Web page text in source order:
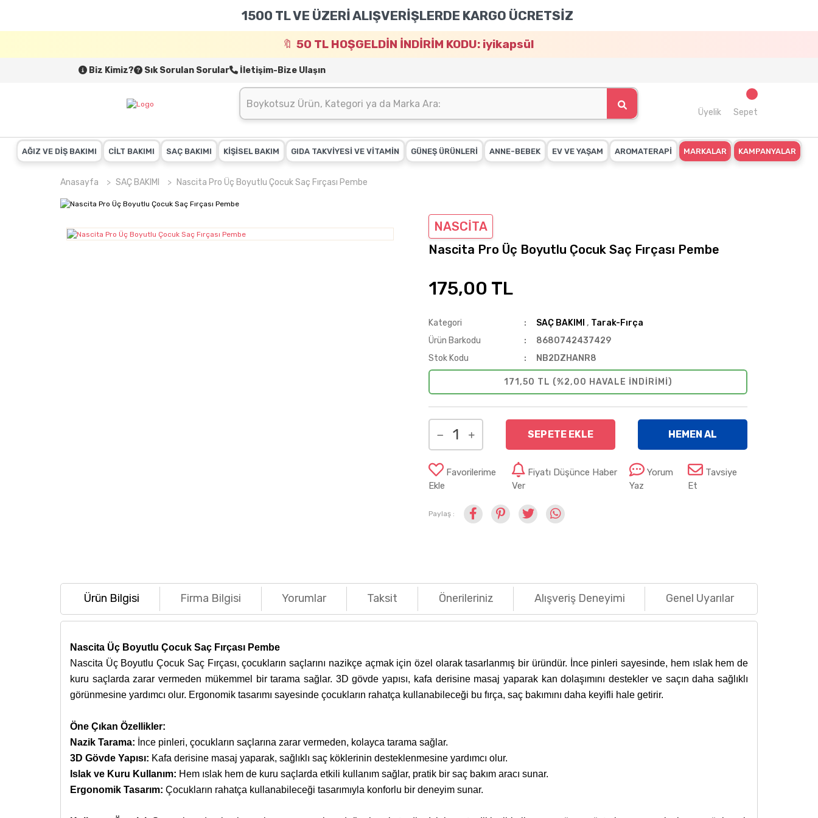
1500 TL VE ÜZERİ ALIŞVERİŞLERDE KARGO ÜCRETSİZ
50 TL HOŞGELDİN İNDİRİM KODU: iyikapsül
Biz Kimiz? Sık Sorulan Sorular İletişim-Bize Ulaşın
Üyelik Sepet
AĞIZ VE DİŞ BAKIMI CİLT BAKIMI SAÇ BAKIMI KİŞİSEL BAKIM GIDA TAKVİYESİ VE VİTAMİN GÜNEŞ ÜRÜNLERİ ANNE-BEBEK EV VE YAŞAM AROMATERAPİ MARKALAR KAMPANYALAR
Anasayfa SAÇ BAKIMI Nascita Pro Üç Boyutlu Çocuk Saç Fırçası Pembe
NASCİTA
Nascita Pro Üç Boyutlu Çocuk Saç Fırçası Pembe
175,00 TL
Kategori SAÇ BAKIMI , Tarak-Fırça
Ürün Barkodu
8680742437429
Stok Kodu
NB2DZHANR8
171,50 TL (%2,00 HAVALE INDIRIMI)
SEPETE EKLE HEMEN AL
Favorilerime
Ekle
Fiyatı Düşünce Haber
Ver
Yorum
Yaz
Tavsiye
Et
Paylaş :
Ürün Bilgisi Firma Bilgisi Yorumlar Taksit Önerileriniz Alışveriş Deneyimi Genel Uyarılar
Nascita Üç Boyutlu Çocuk Saç Fırçası Pembe
Nascita Üç Boyutlu Çocuk Saç Fırçası, çocukların saçlarını nazikçe açmak için özel olarak tasarlanmış bir üründür. İnce pinleri sayesinde, hem ıslak hem de
kuru saçlarda zarar vermeden mükemmel bir tarama sağlar. 3D gövde yapısı, kafa derisine masaj yaparak kan dolaşımını destekler ve saçın daha sağlıklı
görünmesine yardımcı olur. Ergonomik tasarımı sayesinde çocukların rahatça kullanabileceği bu fırça, saç bakımını daha keyifli hale getirir.
Öne Çıkan Özellikler:
Nazik Tarama: İnce pinleri, çocukların saçlarına zarar vermeden, kolayca tarama sağlar.
3D Gövde Yapısı: Kafa derisine masaj yaparak, sağlıklı saç köklerinin desteklenmesine yardımcı olur.
Islak ve Kuru Kullanım: Hem ıslak hem de kuru saçlarda etkili kullanım sağlar, pratik bir saç bakım aracı sunar.
Ergonomik Tasarım: Çocukların rahatça kullanabileceği tasarımıyla konforlu bir deneyim sunar.